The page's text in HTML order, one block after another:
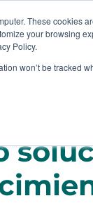
These cookies
your browsing
Policy.
won’t be tracked